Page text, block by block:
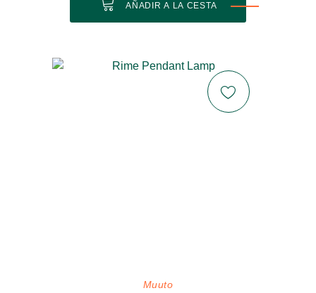
AÑADIR A LA CESTA
Muuto